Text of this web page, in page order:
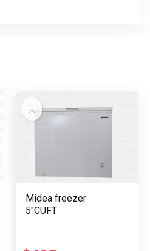
Midea freezer
5″CUFT